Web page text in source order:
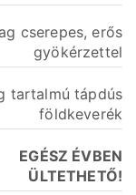
cserepes, erős
gyökérzettel
tartalmú tápdús
földkeverék
EGÉSZ ÉVBEN
ÜLTETHETŐ!